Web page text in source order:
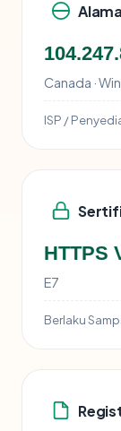
Canada ·
ISP /
HTTPS
E7
Berlaku